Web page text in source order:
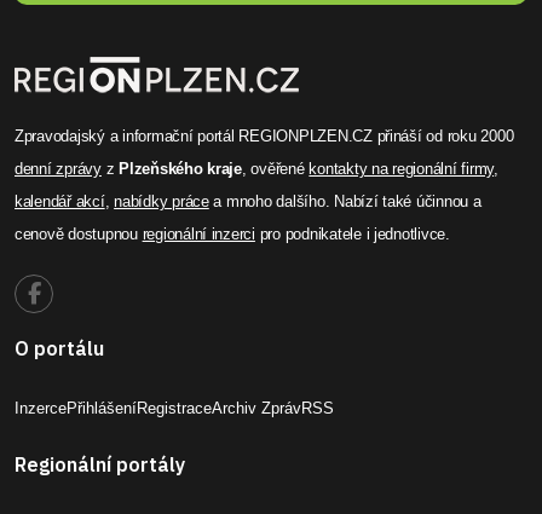
Zpravodajský a informační portál REGIONPLZEN.CZ přináší od roku 2000
denní zprávyz Plzeňského kraje, ověřené kontakty na regionální firmy,
kalendář akcí,nabídky prácea mnoho dalšího. Nabízí také účinnou a
cenově dostupnou regionální inzerci pro podnikatele i jednotlivce.
O portálu
InzercePřihlášeníRegistraceArchiv ZprávRSS
Regionální portály